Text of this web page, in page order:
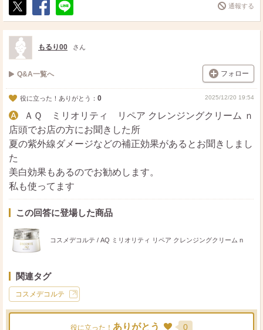
ポ
ス
ト
シ
ェ
送
る
通報する
もるり00 さん
Q&A一覧へ フォロー
役に立った！ありがとう： 0 2025/12/20 19:54
ＡＱ ミリオリティ リペア クレンジングクリーム ｎ
店頭でお店の方にお聞きした所
夏の紫外線ダメージなどの補正効果があるとお聞きしまし
た
美白効果もあるのでお勧めします。
私も使ってます
この回答に登場した商品
コスメデコルテ / AQ ミリオリティ リペア クレンジングクリーム n
関連タグ
コスメデコルテ
役に立った！ ありがとう 0